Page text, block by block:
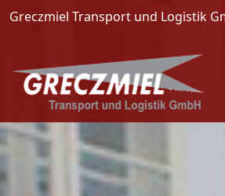
Greczmiel Transport und Logistik
Cookie-Einstellungen